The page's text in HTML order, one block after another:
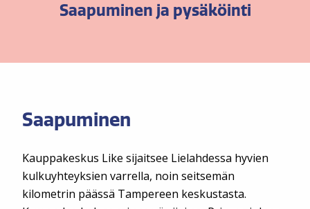
Saapuminen ja pysäköinti
Saapuminen
Kauppakeskus Like sijaitsee Lielahdessa hyvien
kulkuyhteyksien varrella, noin seitsemän
kilometrin päässä Tampereen keskustasta.